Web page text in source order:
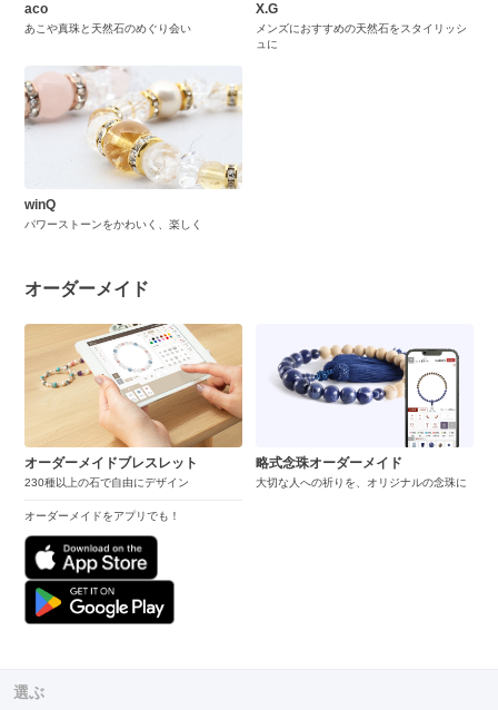
aco
あこや真珠と天然石のめぐり会い
X.G
メンズにおすすめの天然石をスタイリッシ
ュに
winQ
パワーストーンをかわいく、楽しく
オーダーメイド
オーダーメイドブレスレット
230種以上の石で自由にデザイン
オーダーメイドをアプリでも！
略式念珠オーダーメイド
大切な人への祈りを、オリジナルの念珠に
選ぶ